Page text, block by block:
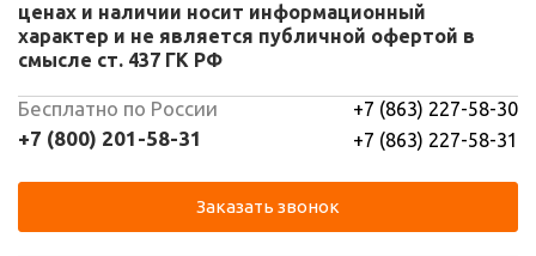
ценах и наличии носит информационный
характер и не является публичной офертой в
смысле ст. 437 ГК РФ
Бесплатно по России
+7 (800) 201-58-31
+7 (863) 227-58-30
+7 (863) 227-58-31
Заказать звонок